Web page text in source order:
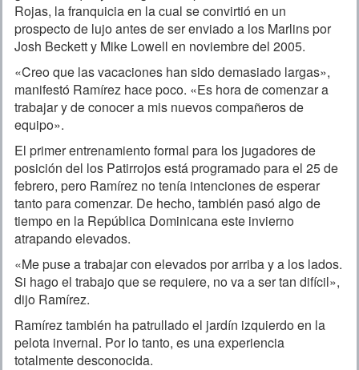
Rojas, la franquicia en la cual se convirtió en un
prospecto de lujo antes de ser enviado a los Marlins por
Josh Beckett y Mike Lowell en noviembre del 2005.
«Creo que las vacaciones han sido demasiado largas»,
manifestó Ramírez hace poco. «Es hora de comenzar a
trabajar y de conocer a mis nuevos compañeros de
equipo».
El primer entrenamiento formal para los jugadores de
posición del los Patirrojos está programado para el 25 de
febrero, pero Ramírez no tenía intenciones de esperar
tanto para comenzar. De hecho, también pasó algo de
tiempo en la República Dominicana este invierno
atrapando elevados.
«Me puse a trabajar con elevados por arriba y a los lados.
Si hago el trabajo que se requiere, no va a ser tan difícil»,
dijo Ramírez.
Ramírez también ha patrullado el jardín izquierdo en la
pelota invernal. Por lo tanto, es una experiencia
totalmente desconocida.